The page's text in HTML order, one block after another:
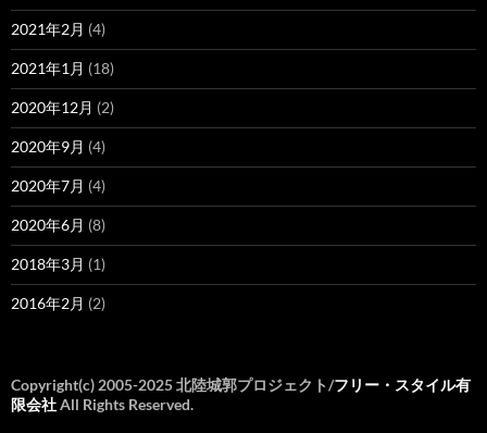
2021年2月 (4)
2021年1月 (18)
2020年12月 (2)
2020年9月 (4)
2020年7月 (4)
2020年6月 (8)
2018年3月 (1)
2016年2月 (2)
Copyright(c) 2005-2025 北陸城郭プロジェクト/フリー・スタイル有
限会社All Rights Reserved.